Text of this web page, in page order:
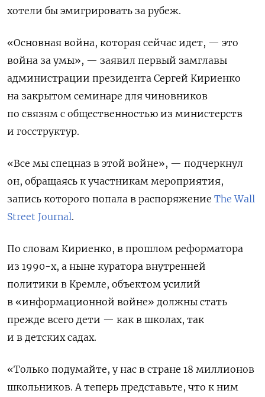
хотели бы эмигрировать за рубеж.
«Основная война, которая сейчас идет, — это
война за умы», — заявил первый замглавы
администрации президента Сергей Кириенко
на закрытом семинаре для чиновников
по связям с общественностью из министерств
и госструктур.
«Все мы спецназ в этой войне», — подчеркнул
он, обращаясь к участникам мероприятия,
запись которого попала в распоряжение The Wall
Street Journal.
По словам Кириенко, в прошлом реформатора
из 1990-х, а ныне куратора внутренней
политики в Кремле, объектом усилий
в «информационной войне» должны стать
прежде всего дети — как в школах, так
и в детских садах.
«Только подумайте, у нас в стране 18 миллионов
школьников. А теперь представьте, что к ним